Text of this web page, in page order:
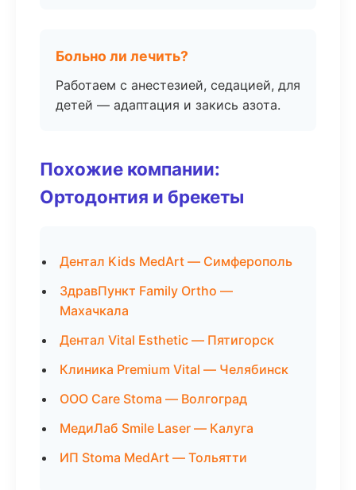
Больно ли лечить?
Работаем с анестезией, седацией, для
детей — адаптация и закись азота.
Похожие компании:
Ортодонтия и брекеты
Дентал Kids MedArt — Симферополь
ЗдравПункт Family Ortho —
Махачкала
Дентал Vital Esthetic — Пятигорск
Клиника Premium Vital — Челябинск
ООО Care Stoma — Волгоград
МедиЛаб Smile Laser — Калуга
ИП Stoma MedArt — Тольятти